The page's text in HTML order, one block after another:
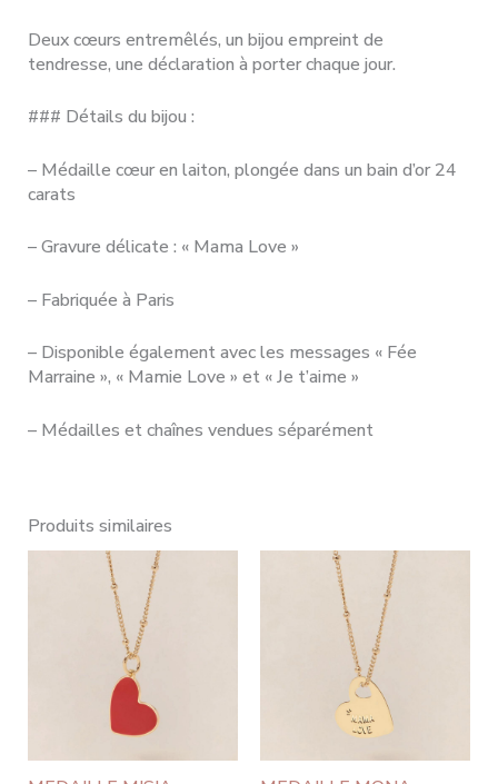
Deux cœurs entremêlés, un bijou empreint de
tendresse, une déclaration à porter chaque jour.
### Détails du bijou :
– Médaille cœur en laiton, plongée dans un bain d’or 24
carats
– Gravure délicate : « Mama Love »
– Fabriquée à Paris
– Disponible également avec les messages « Fée
Marraine », « Mamie Love » et « Je t’aime »
– Médailles et chaînes vendues séparément
Produits similaires